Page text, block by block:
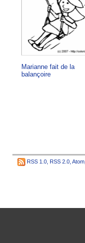
Marianne fait de la
balançoire
RSS 1.0 RSS 2.0 Atom